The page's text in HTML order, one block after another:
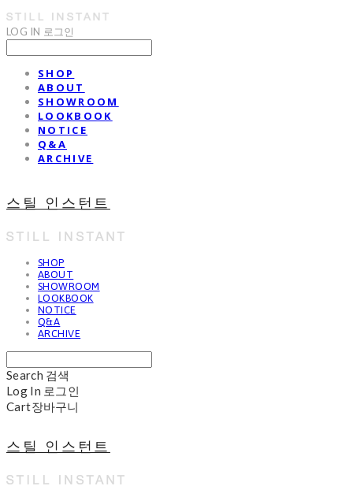
LOG IN 로그인
SHOP
ABOUT
SHOWROOM
LOOKBOOK
NOTICE
Q&A
ARCHIVE
스틸 인스턴트
SHOP
ABOUT
SHOWROOM
LOOKBOOK
NOTICE
Q&A
ARCHIVE
Search 검색
Log In 로그인
Cart장바구니
스틸 인스턴트